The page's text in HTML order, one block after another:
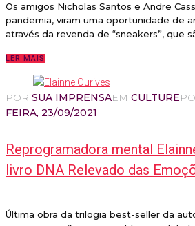
Os amigos Nicholas Santos e Andre
pandemia, viram uma oportunidade de
através da revenda de “sneakers”, que
LER MAIS
POR SUA IMPRENSAEM CULTURE
FEIRA, 23/09/2021
Reprogramadora mental
livro DNA Relevado das
Última obra da trilogia best-seller da